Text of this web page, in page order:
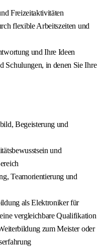
Freizeitaktivitäten
flexible Arbeitszeiten und
und Ihre Ideen
Schulungen, in denen Sie Ihre
Begeisterung und
und
Teamorientierung und
als Elektroniker für
vergleichbare Qualifikation
zum Meister oder